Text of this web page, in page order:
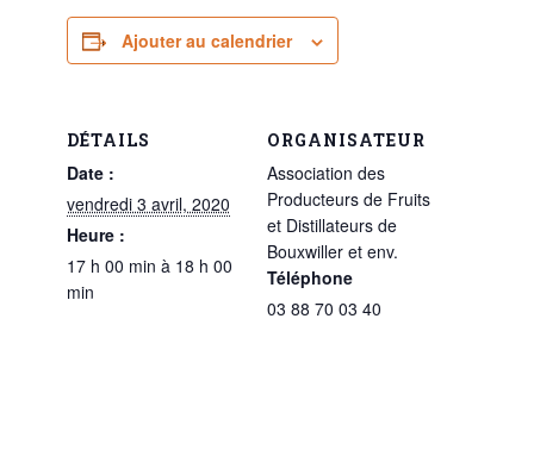
Ajouter au calendrier
DÉTAILS
Date :
vendredi 3 avril, 2020
Heure :
17 h 00 min à 18 h 00
min
ORGANISATEUR
Association des
Producteurs de Fruits
et Distillateurs de
Bouxwiller et env.
Téléphone
03 88 70 03 40